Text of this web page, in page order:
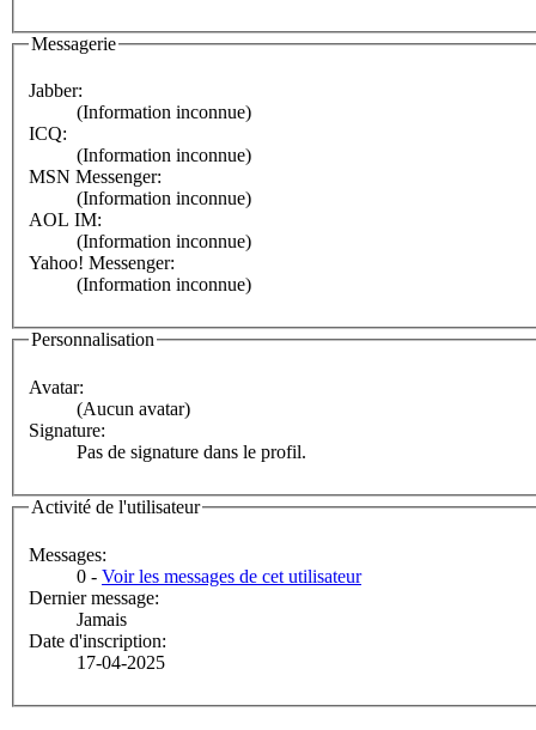
Messagerie
Jabber:
(Information inconnue)
ICQ:
(Information inconnue)
MSN Messenger:
(Information inconnue)
AOL IM:
(Information inconnue)
Yahoo! Messenger:
(Information inconnue)
Personnalisation
Avatar:
(Aucun avatar)
Signature:
Pas de signature dans le profil.
Activité de l'utilisateur
Messages:
0 - Voir les messages de cet utilisateur
Dernier message:
Jamais
Date d'inscription:
17-04-2025